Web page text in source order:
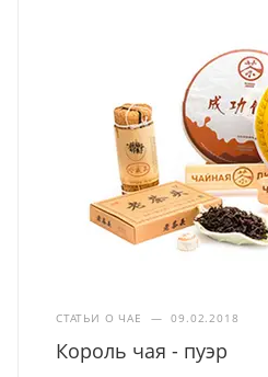
СТАТЬИ О ЧАЕ — 09.02.2018
Король чая - пуэр